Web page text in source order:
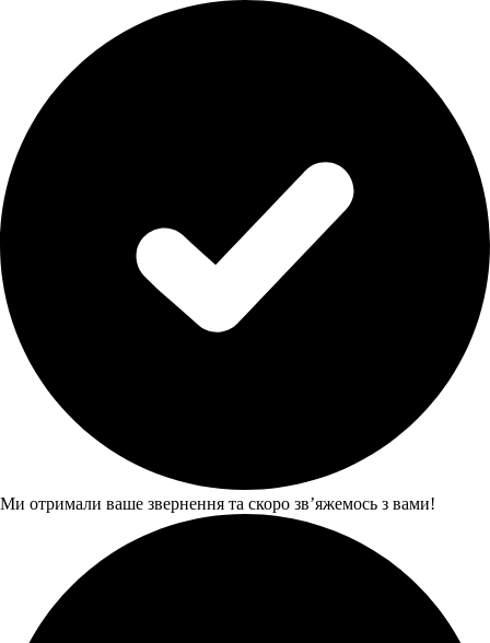
Ми отримали ваше звернення та скоро звʼяжемось з вами!